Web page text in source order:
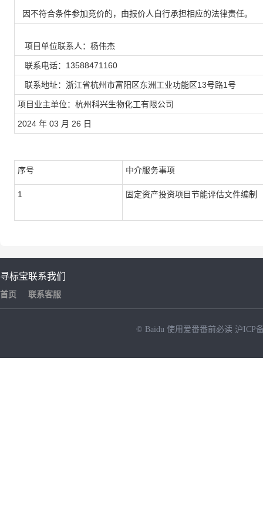
因不符合条件参加竞价的，由报价人自行承担相应的法律责任。
项目单位联系人：杨伟杰
联系电话：13588471160
联系地址：浙江省杭州市富阳区东洲工业功能区13号路1号
项目业主单位：杭州科兴生物化工有限公司
2024 年 03 月 26 日
序号 中介服务事项
1 固定资产投资项目节能评估文件编制
寻标宝
首页
联系我们
联系客服
© Baidu 使用爱番番前必读 沪ICP